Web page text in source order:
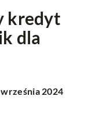
kredyt
dla
września 2024